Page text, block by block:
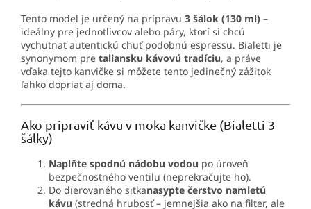
Tento model je určený na prípravu 3 šálok (130 ml) –
ideálny pre jednotlivcov alebo páry, ktorí si chcú
vychutnať autentickú chuť podobnú espressu. Bialetti je
synonymom pre taliansku kávovú tradíciu, a práve
vďaka tejto kanvičke si môžete tento jedinečný zážitok
ľahko dopriať aj doma.
Ako pripraviť kávu v moka kanvičke (Bialetti 3
šálky)
Naplňte spodnú nádobu vodou po úroveň
bezpečnostného ventilu (neprekračujte ho).
Do dierovaného sitkanasypte čerstvo namletú
kávu (stredná hrubosť – jemnejšia ako na filter, ale